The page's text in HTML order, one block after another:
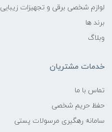
لوازم شخصی برقی و تجهیزات زیبایی
برند ها
وبلاگ
خدمات مشتریان
تماس با ما
حفظ حریم شخصی
سامانه رهگیری مرسولات پستی